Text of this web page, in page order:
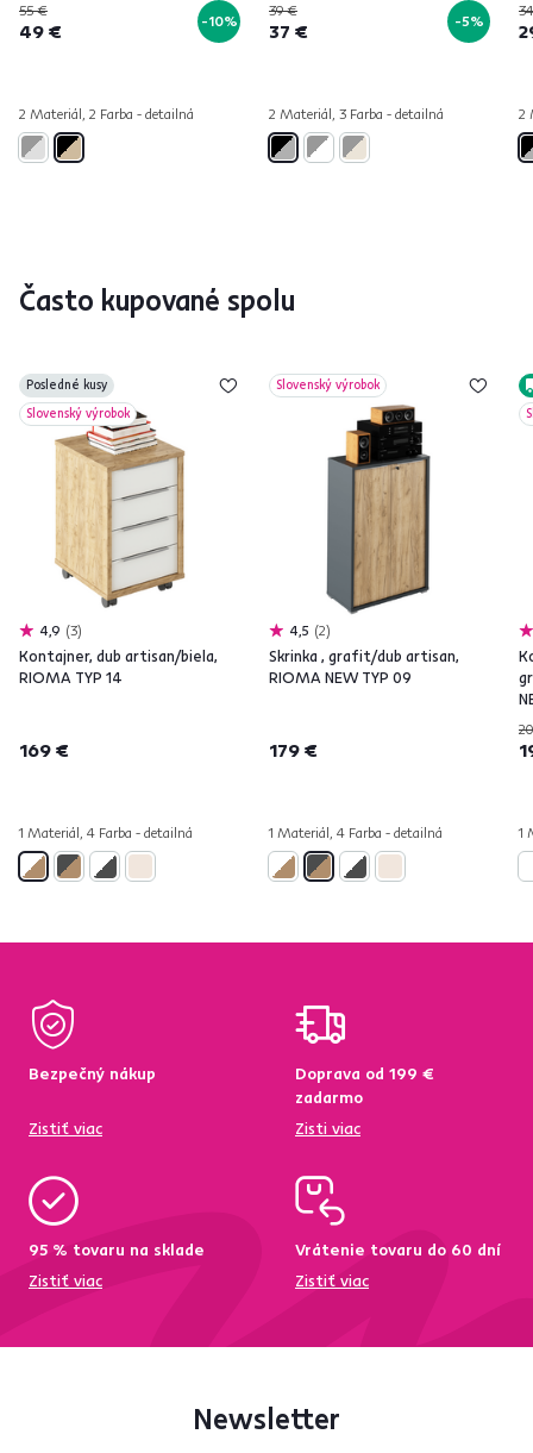
55 €
49 € -10%
2 Materiál, 2 Farba - detailná
39 €
37 € -5%
2 Materiál, 3 Farba - detailná 2
Často kupované spolu
Posledné kusy
Slovenský výrobok
4,9 3
Kontajner, dub artisan/biela,
RIOMA TYP 14
169 €
1 Materiál, 4 Farba - detailná
Slovenský výrobok
4,5 2
Skrinka , grafit/dub artisan,
RIOMA NEW TYP 09
179 €
1 Materiál, 4 Farba - detailná 1
Bezpečný nákup
Zistiť viac
Doprava od 199 €
zadarmo
Zisti viac
95 % tovaru na sklade
Zistiť viac
Vrátenie tovaru do 60 dní
Zistiť viac
Newsletter